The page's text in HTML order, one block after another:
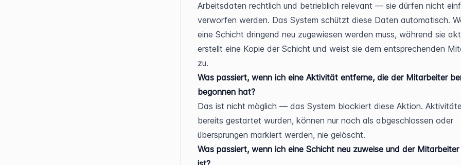
Arbeitsdaten rechtlich und betrieblich relevant — sie dürfen nicht
verworfen werden. Das System schützt diese Daten automatisch.
eine Schicht dringend neu zugewiesen werden muss, während sie
erstellt eine Kopie der Schicht und weist sie dem entsprechenden
zu.
Was passiert, wenn ich eine Aktivität entferne, die der Mitarbeiter
begonnen hat?
Das ist nicht möglich — das System blockiert diese Aktion.
bereits gestartet wurden, können nur noch als abgeschlossen oder
übersprungen markiert werden, nie gelöscht.
Was passiert, wenn ich eine Schicht neu zuweise und der